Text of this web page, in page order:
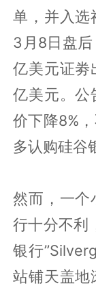
单，并入选
3月8日盘
亿美元证劵
亿美元。公
价下降8%
多认购硅谷
然而，一个
行十分不利
银行
站铺天盖地